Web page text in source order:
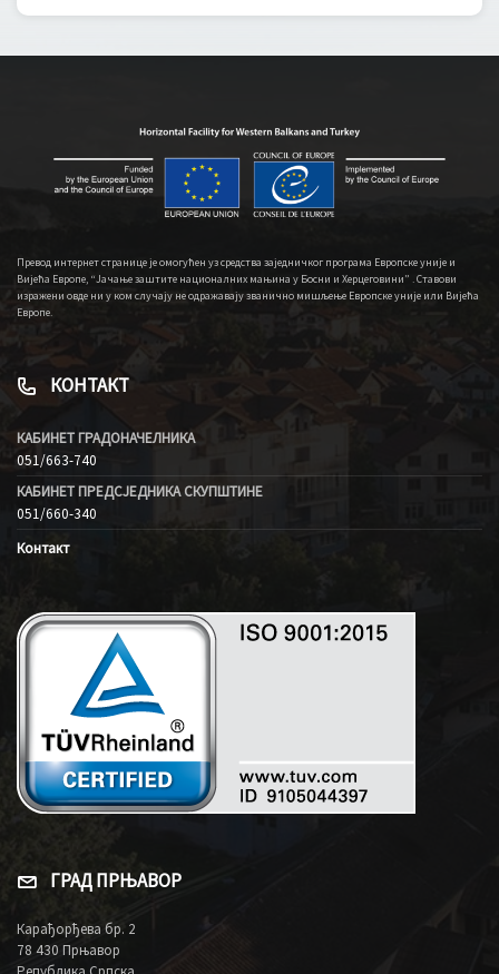
Превод интернет странице је омогућен уз средства заједничког програма Европске уније и
Вијећа Европе, “Јачање заштите националних мањина у Босни и Херцеговини” . Ставови
изражени овде ни у ком случају не одражавају званично мишљење Европске уније или Вијећа
Европе.
КОНТАКТ
КАБИНЕТ ГРАДОНАЧЕЛНИКА
051/663-740
КАБИНЕТ ПРЕДСЈЕДНИКА СКУПШТИНЕ
051/660-340
Контакт
ГРАД ПРЊАВОР
Карађорђева бр. 2
78 430 Прњавор